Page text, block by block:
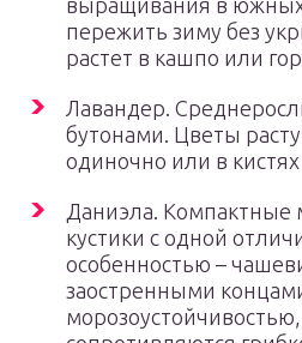
выращивания в южных
пережить зиму без
растет в кашпо или
Лавандер.
бутонами. Цветы
одиночно или в
Даниэла.
кустики с одной
особенностью –
заостренными